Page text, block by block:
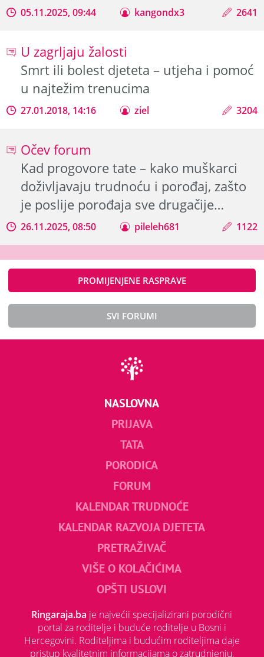
05.11.2025, 09:44 kangondx3 2641
U zagrljaju žalosti
Smrt ili bolest djeteta – utjeha i pomoć
u najtežim trenucima
27.01.2018, 14:16 ziel 3204
Očev forum
Kad progovore tate – kako muškarci
doživljavaju trudnoću i porođaj, zašto
je poslije porođaja sve drugačije…
26.11.2025, 08:50 pileleh681 1122
PROMIJENJENE RASPRAVE
SVI FORUMI
NASLOVNA
PRIJAVA
TATA
PORODICA
FORUM
KALENDAR TRUDNOĆE
KALENDAR RAZVOJA DJETETA
PRETRAŽIVAČ
VIŠE O KOLAČIĆIMA
OPŠTI USLOVI
Ringaraja.ba je najvećii specijalizirani porodični
portal za roditelje i buduće roditelje u Bosni i
Hercegovini. Roditeljima i budućim roditeljima daje
pristup kvalitetnim informacijama o zatrudnjenju,